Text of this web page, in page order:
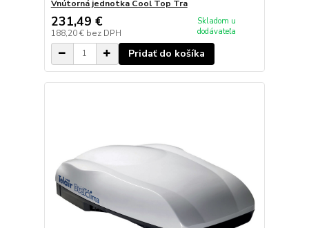
Vnútorná jednotka Cool Top Tra
231,49 €
188,20 € bez DPH
Skladom u
dodávateľa
Pridať do košíka